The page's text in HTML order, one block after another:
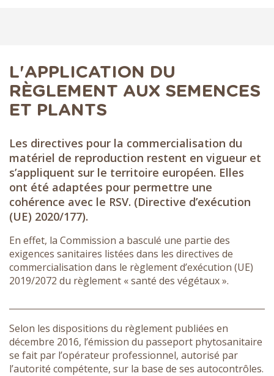
L'APPLICATION DU
RÈGLEMENT AUX SEMENCES
ET PLANTS
Les directives pour la commercialisation du
matériel de reproduction restent en vigueur et
s’appliquent sur le territoire européen. Elles
ont été adaptées pour permettre une
cohérence avec le RSV. (Directive d’exécution
(UE) 2020/177).
En effet, la Commission a basculé une partie des
exigences sanitaires listées dans les directives de
commercialisation dans le règlement d’exécution (UE)
2019/2072 du règlement « santé des végétaux ».
Selon les dispositions du règlement publiées en
décembre 2016, l’émission du passeport phytosanitaire
se fait par l’opérateur professionnel, autorisé par
l’autorité compétente, sur la base de ses autocontrôles.